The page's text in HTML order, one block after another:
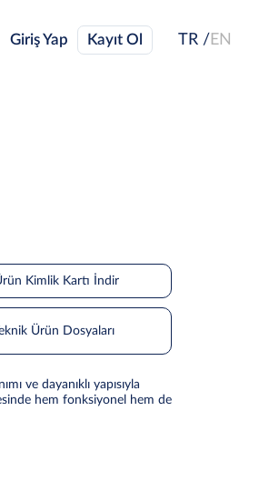
Giriş Yap Kayıt Ol TR / EN
Kimlik Kartı İndir
Ürün Dosyaları
ve dayanıklı yapısıyla
hem fonksiyonel hem de